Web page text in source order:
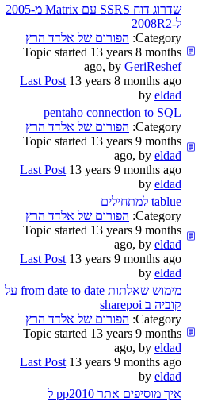
שדרוג דוח SSRS עם Matrix מ-2005
ל-2008R2
Category: הפורום של אלדד הרץ
Topic started 13 years 8 months
ago, by GeriReshef
Last Post 13 years 8 months ago
by eldad
pentaho connection to SQL
Category: הפורום של אלדד הרץ
Topic started 13 years 9 months
ago, by eldad
Last Post 13 years 9 months ago
by eldad
tablue למתחילים
Category: הפורום של אלדד הרץ
Topic started 13 years 9 months
ago, by eldad
Last Post 13 years 9 months ago
by eldad
מימוש שאלתות from date to date על
קוביה ב sharepoi
Category: הפורום של אלדד הרץ
Topic started 13 years 9 months
ago, by eldad
Last Post 13 years 9 months ago
by eldad
איך מוסיפים אתר pp2010 ל